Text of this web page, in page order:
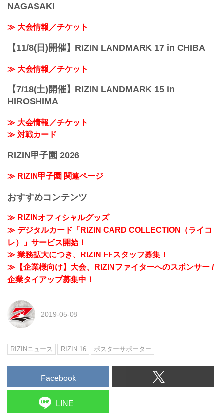
NAGASAKI
≫ 大会情報／チケット
【11/8(日)開催】RIZIN LANDMARK 17 in CHIBA
≫ 大会情報／チケット
【7/18(土)開催】RIZIN LANDMARK 15 in
HIROSHIMA
≫ 大会情報／チケット
≫ 対戦カード
RIZIN甲子園 2026
≫ RIZIN甲子園 関連ページ
おすすめコンテンツ
≫ RIZINオフィシャルグッズ
≫ デジタルカード「RIZIN CARD COLLECTION（ライコ
レ）」サービス開始！
≫ 業務拡大につき、RIZIN FFスタッフ募集！
≫【企業様向け】大会、RIZINファイターへのスポンサー /
企業タイアップ募集中！
2019-05-08
RIZINニュース RIZIN.16 ポスターサポーター
Facebook
LINE